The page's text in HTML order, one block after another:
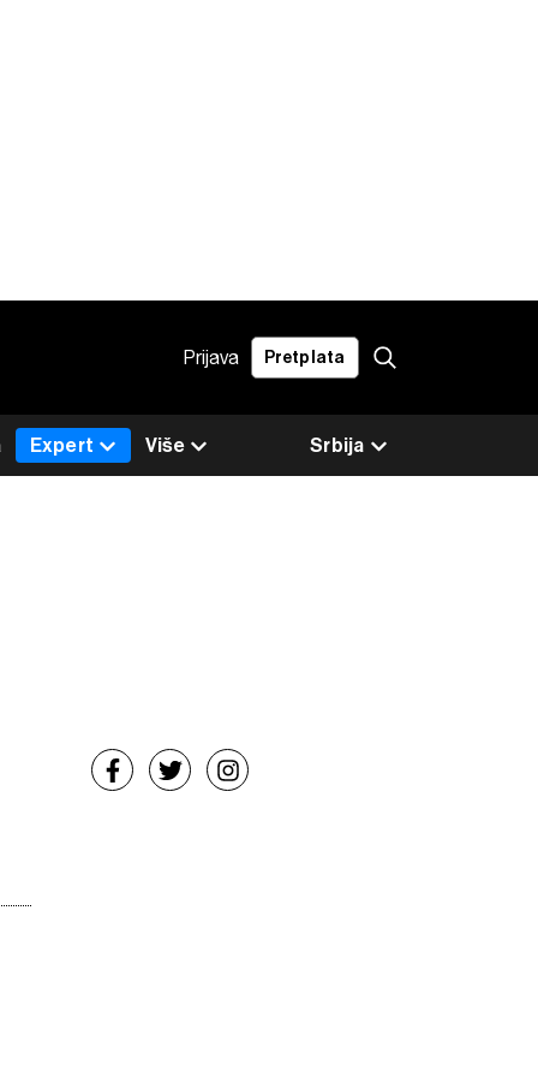
Prijava Pretplata
Srbija
Expert Više